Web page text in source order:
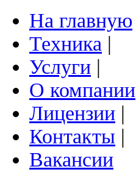
На главную
Техника |
Услуги |
О компании
Лицензии |
Контакты |
Вакансии